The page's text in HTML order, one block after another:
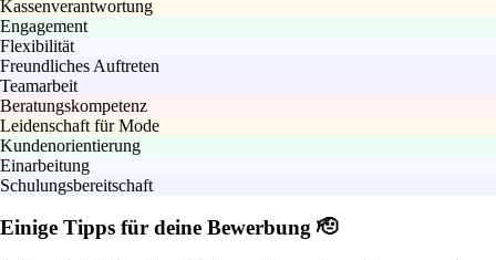
Kassenverantwortung
Engagement
Flexibilität
Freundliches Auftreten
Teamarbeit
Beratungskompetenz
Leidenschaft für Mode
Kundenorientierung
Einarbeitung
Schulungsbereitschaft
Einige Tipps für deine Bewerbung 🫡